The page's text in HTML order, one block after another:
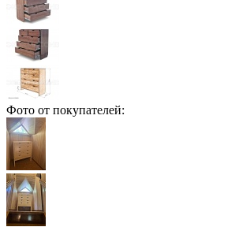
Фото от покупателей: